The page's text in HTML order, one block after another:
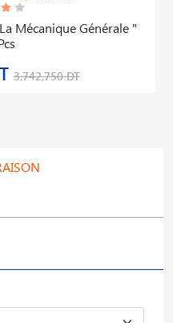
Mécanique Générale "
3,742,750 DT